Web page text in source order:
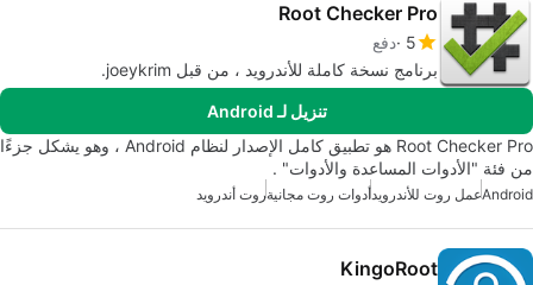
Root Checker Pro
5 دفع
برنامج نسخة كاملة للأندرويد ، من قبل joeykrim.
تنزيل لـ Android
Root Checker Pro هو تطبيق كامل الإصدار لنظام Android ، وهو يشكل جزءًا
من فئة "الأدوات المساعدة والأدوات" .
Androidعمل روت للأندرويدأدوات روت مجانيةروت أندرويد
KingoRoot